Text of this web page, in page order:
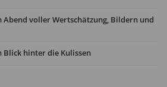
Abend voller Wertschätzung, Bildern und
Blick hinter die Kulissen